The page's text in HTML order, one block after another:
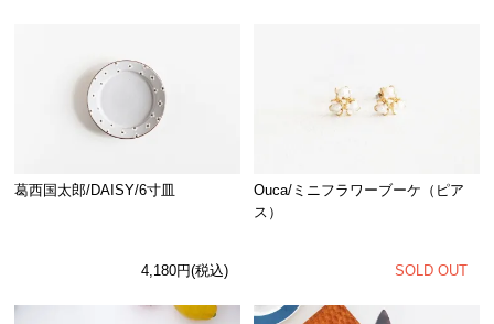
葛西国太郎/DAISY/6寸皿
4,180円(税込)
Ouca/ミニフラワーブーケ（ピア
ス）
SOLD OUT